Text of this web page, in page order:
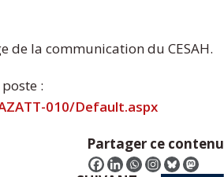
de la communication du CESAH.
:
010/Default.aspx
Partager ce contenu